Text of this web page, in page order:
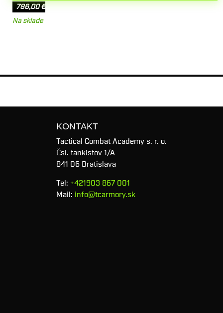
786,00€
Na sklade
KONTAKT
Tactical Combat Academy s. r. o.
Čsl. tankistov 1/A
841 06 Bratislava
Tel: +421903 867 001
Mail: info@tcarmory.sk